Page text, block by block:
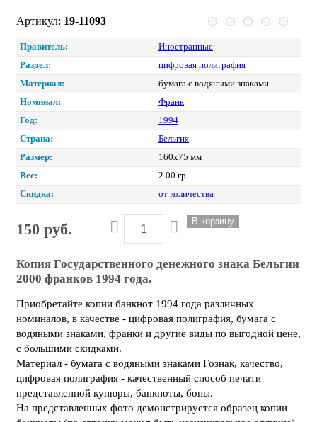
Артикул: 19-11093
Правитель:
Иностранные
Раздел:
цифровая полиграфия
Материал:
бумага с водяными знаками
Номинал:
Франк
Год:
1994
Страна:
Бельгия
Размер:
160х75 мм
Вес:
2.00 гр.
Скидка:
от количества
150 руб.
Копия Государственного денежного знака Бельгии
2000 франков 1994 года.
Приобретайте копии банкнот 1994 года различных
номиналов, в качестве - цифровая полиграфия, бумага с
водяными знаками, франки и другие виды по выгодной цене,
с большими скидками.
Материал - бумага с водяными знаками Гознак, качество,
цифровая полиграфия - качественный способ печати
представленной купюры, банкноты, боны.
На представленных фото демонстрируется образец копии